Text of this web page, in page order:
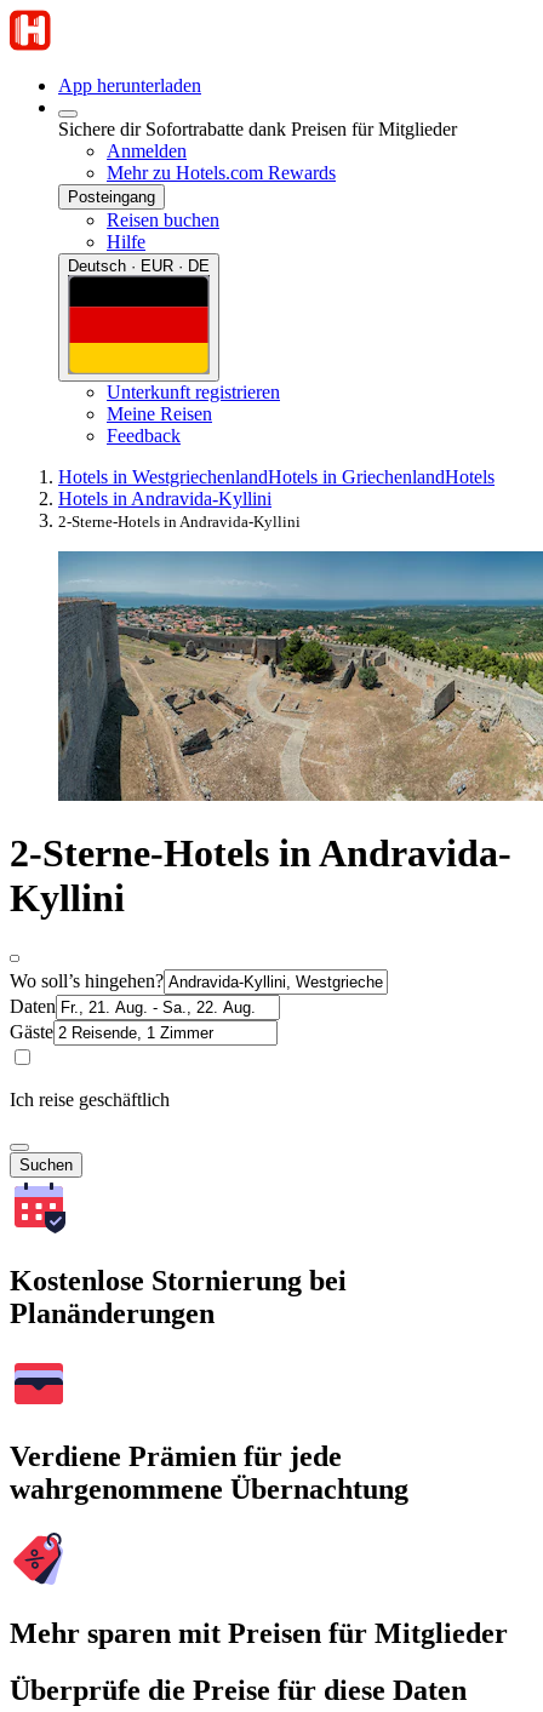
App herunterladen
Sichere dir Sofortrabatte dank Preisen für Mitglieder
Anmelden
Mehr zu Hotels.com Rewards
Posteingang
Reisen buchen
Hilfe
Deutsch · EUR · DE
Unterkunft registrieren
Meine Reisen
Feedback
Hotels in WestgriechenlandHotels in GriechenlandHotels
Hotels in Andravida-Kyllini
2-Sterne-Hotels in Andravida-Kyllini
2-Sterne-Hotels in Andravida-
Kyllini
Wo soll’s hingehen?
Daten
Gäste
Ich reise geschäftlich
Suchen
Kostenlose Stornierung bei
Planänderungen
Verdiene Prämien für jede
wahrgenommene Übernachtung
Mehr sparen mit Preisen für Mitglieder
Überprüfe die Preise für diese Daten